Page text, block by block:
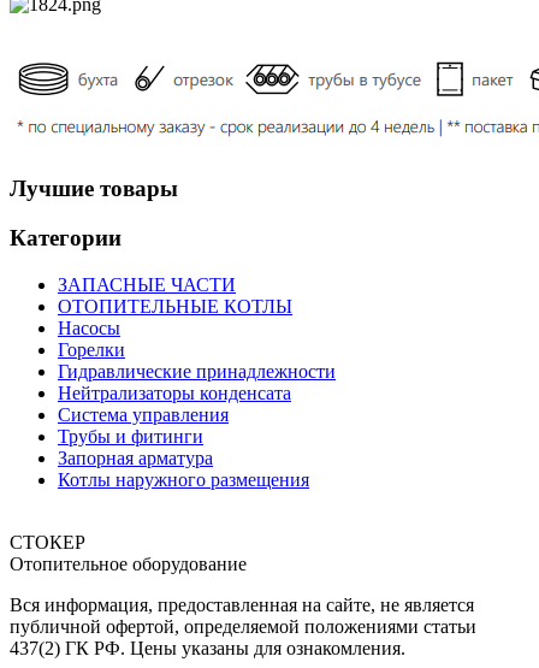
Лучшие товары
Категории
ЗАПАСНЫЕ ЧАСТИ
ОТОПИТЕЛЬНЫЕ КОТЛЫ
Насосы
Горелки
Гидравлические принадлежности
Нейтрализаторы конденсата
Система управления
Трубы и фитинги
Запорная арматура
Котлы наружного размещения
СТОКЕР
Отопительное оборудование
Вся информация, предоставленная на сайте, не является
публичной офертой, определяемой положениями статьи
437(2) ГК РФ. Цены указаны для ознакомления.